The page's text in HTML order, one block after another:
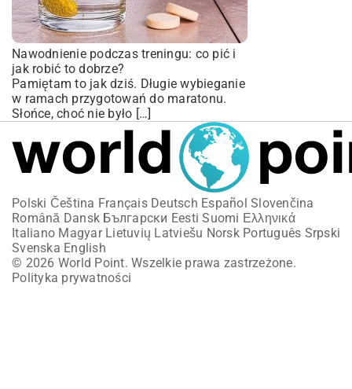
Nawodnienie podczas treningu: co pić i
jak robić to dobrze?
Pamiętam to jak dziś. Długie wybieganie
w ramach przygotowań do maratonu.
Słońce, choć nie było […]
Polski Čeština Français Deutsch Español Slovenčina
Română Dansk Български Eesti Suomi Ελληνικά
Italiano Magyar Lietuvių Latviešu Norsk Português Srpski
Svenska English
© 2026 World Point. Wszelkie prawa zastrzeżone.
Polityka prywatności